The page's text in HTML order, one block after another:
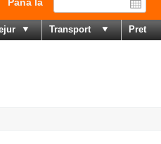
Transport Pret